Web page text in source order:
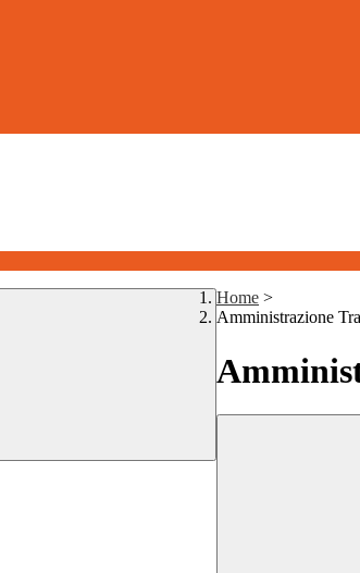
Home >
Amministrazione